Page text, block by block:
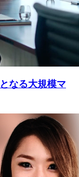
なる大規模マ